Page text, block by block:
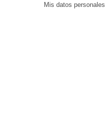
Mis datos personales